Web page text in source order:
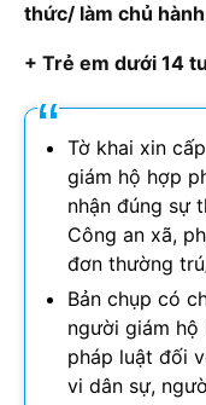
thức/ làm chủ
+ Trẻ em dưới 14
Tờ khai xin
giám hộ hợp
nhận đúng sự
Công an xã,
đơn thường
Bản chụp có
người giám
pháp luật đối
vi dân sự,